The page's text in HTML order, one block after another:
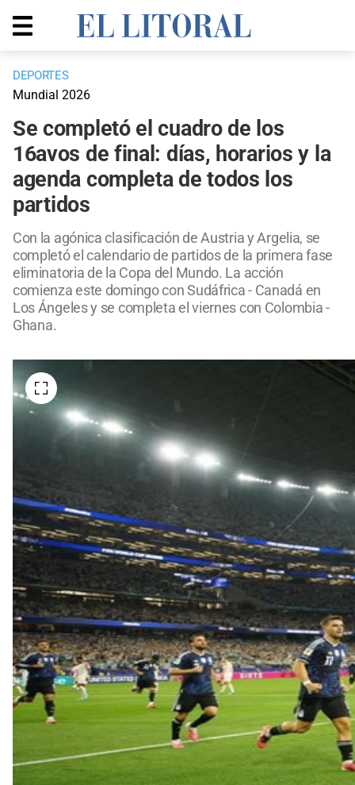
DEPORTES
Mundial 2026
Se completó el cuadro de los
16avos de final: días, horarios y la
agenda completa de todos los
partidos
Con la agónica clasificación de Austria y Argelia, se
completó el calendario de partidos de la primera fase
eliminatoria de la Copa del Mundo. La acción
comienza este domingo con Sudáfrica - Canadá en
Los Ángeles y se completa el viernes con Colombia -
Ghana.